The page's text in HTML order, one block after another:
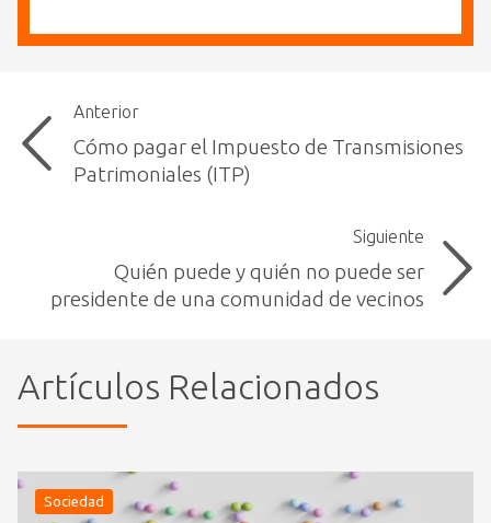
Anterior
Cómo pagar el Impuesto de Transmisiones
Patrimoniales (ITP)
Siguiente
Quién puede y quién no puede ser
presidente de una comunidad de vecinos
Artículos Relacionados
Sociedad